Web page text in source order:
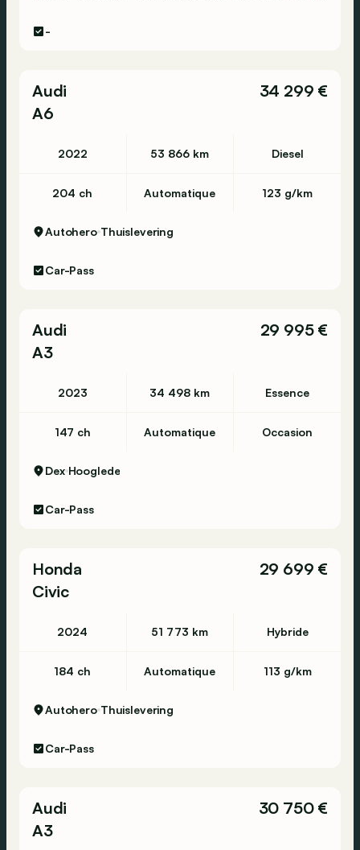
-
Audi
A6
34 299 €
2022 53 866 km Diesel
204 ch Automatique 123 g/km
Autohero Thuislevering
Car-Pass
Audi
A3
29 995 €
2023 34 498 km Essence
147 ch Automatique Occasion
Dex Hooglede
Car-Pass
Honda
Civic
29 699 €
2024 51 773 km Hybride
184 ch Automatique 113 g/km
Autohero Thuislevering
Car-Pass
Audi
A3
30 750 €